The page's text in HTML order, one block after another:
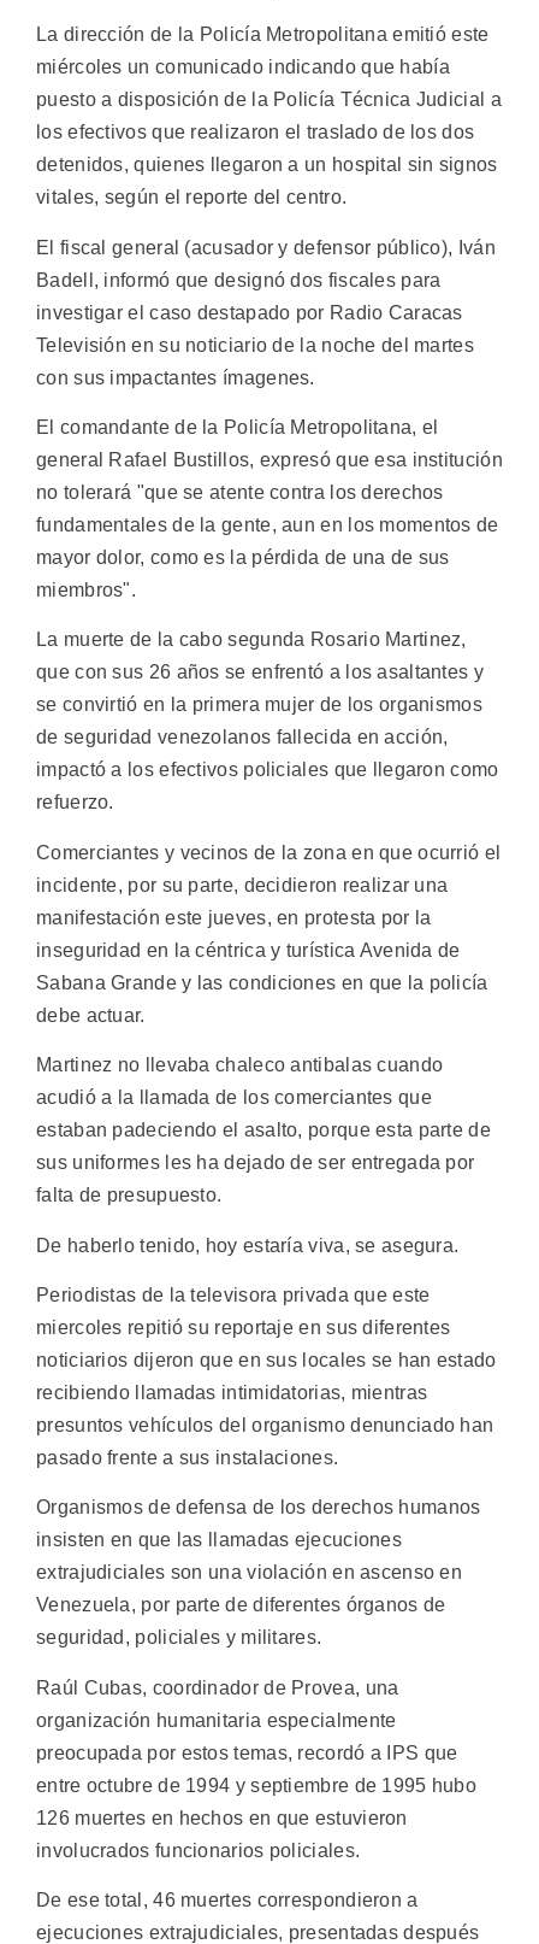
La dirección de la Policía Metropolitana emitió este
miércoles un comunicado indicando que había
puesto a disposición de la Policía Técnica Judicial a
los efectivos que realizaron el traslado de los dos
detenidos, quienes llegaron a un hospital sin signos
vitales, según el reporte del centro.
El fiscal general (acusador y defensor público), Iván
Badell, informó que designó dos fiscales para
investigar el caso destapado por Radio Caracas
Televisión en su noticiario de la noche del martes
con sus impactantes ímagenes.
El comandante de la Policía Metropolitana, el
general Rafael Bustillos, expresó que esa institución
no tolerará "que se atente contra los derechos
fundamentales de la gente, aun en los momentos de
mayor dolor, como es la pérdida de una de sus
miembros".
La muerte de la cabo segunda Rosario Martinez,
que con sus 26 años se enfrentó a los asaltantes y
se convirtió en la primera mujer de los organismos
de seguridad venezolanos fallecida en acción,
impactó a los efectivos policiales que llegaron como
refuerzo.
Comerciantes y vecinos de la zona en que ocurrió el
incidente, por su parte, decidieron realizar una
manifestación este jueves, en protesta por la
inseguridad en la céntrica y turística Avenida de
Sabana Grande y las condiciones en que la policía
debe actuar.
Martinez no llevaba chaleco antibalas cuando
acudió a la llamada de los comerciantes que
estaban padeciendo el asalto, porque esta parte de
sus uniformes les ha dejado de ser entregada por
falta de presupuesto.
De haberlo tenido, hoy estaría viva, se asegura.
Periodistas de la televisora privada que este
miercoles repitió su reportaje en sus diferentes
noticiarios dijeron que en sus locales se han estado
recibiendo llamadas intimidatorias, mientras
presuntos vehículos del organismo denunciado han
pasado frente a sus instalaciones.
Organismos de defensa de los derechos humanos
insisten en que las llamadas ejecuciones
extrajudiciales son una violación en ascenso en
Venezuela, por parte de diferentes órganos de
seguridad, policiales y militares.
Raúl Cubas, coordinador de Provea, una
organización humanitaria especialmente
preocupada por estos temas, recordó a IPS que
entre octubre de 1994 y septiembre de 1995 hubo
126 muertes en hechos en que estuvieron
involucrados funcionarios policiales.
De ese total, 46 muertes correspondieron a
ejecuciones extrajudiciales, presentadas después